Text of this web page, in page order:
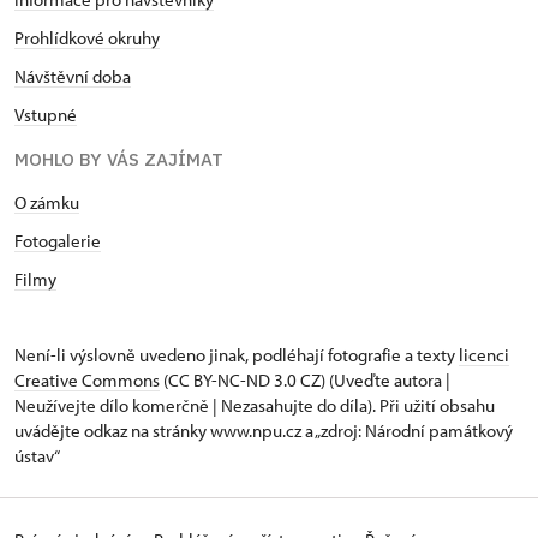
Prohlídkové okruhy
Návštěvní doba
Vstupné
MOHLO BY VÁS ZAJÍMAT
O zámku
Fotogalerie
Filmy
Není-li výslovně uvedeno jinak, podléhají fotografie a texty licenci
Creative Commons (CC BY-NC-ND 3.0 CZ) (Uveďte autora |
Neužívejte dílo komerčně | Nezasahujte do díla). Při užití obsahu
uvádějte odkaz na stránky www.npu.cz a „zdroj: Národní památkový
ústav“